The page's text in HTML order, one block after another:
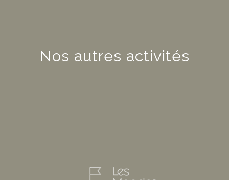
Nos autres activités